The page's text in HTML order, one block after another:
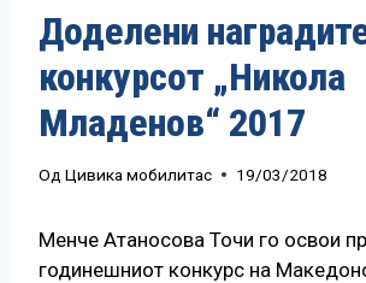
Доделени
конкурсот „Никола
Младенов“ 2017
Од Цивика мобилитас 19/03/2018
Менче Атаносова Точи го освои
годинешниот конкурс на